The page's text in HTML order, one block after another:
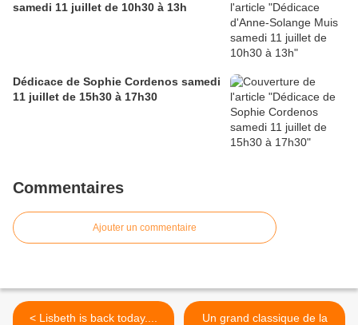
samedi 11 juillet de 10h30 à 13h
Dédicace de Sophie Cordenos samedi
11 juillet de 15h30 à 17h30
Commentaires
Ajouter un commentaire
< Lisbeth is back today....
Un grand classique de la